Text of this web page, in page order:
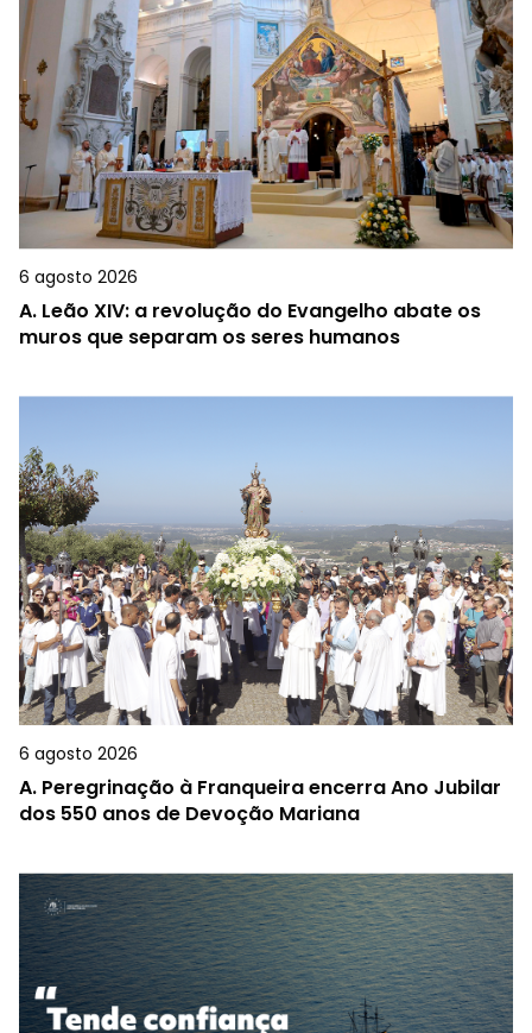
6 agosto 2026
A. Leão XIV: a revolução do Evangelho abate os
muros que separam os seres humanos
6 agosto 2026
A. Peregrinação à Franqueira encerra Ano Jubilar
dos 550 anos de Devoção Mariana